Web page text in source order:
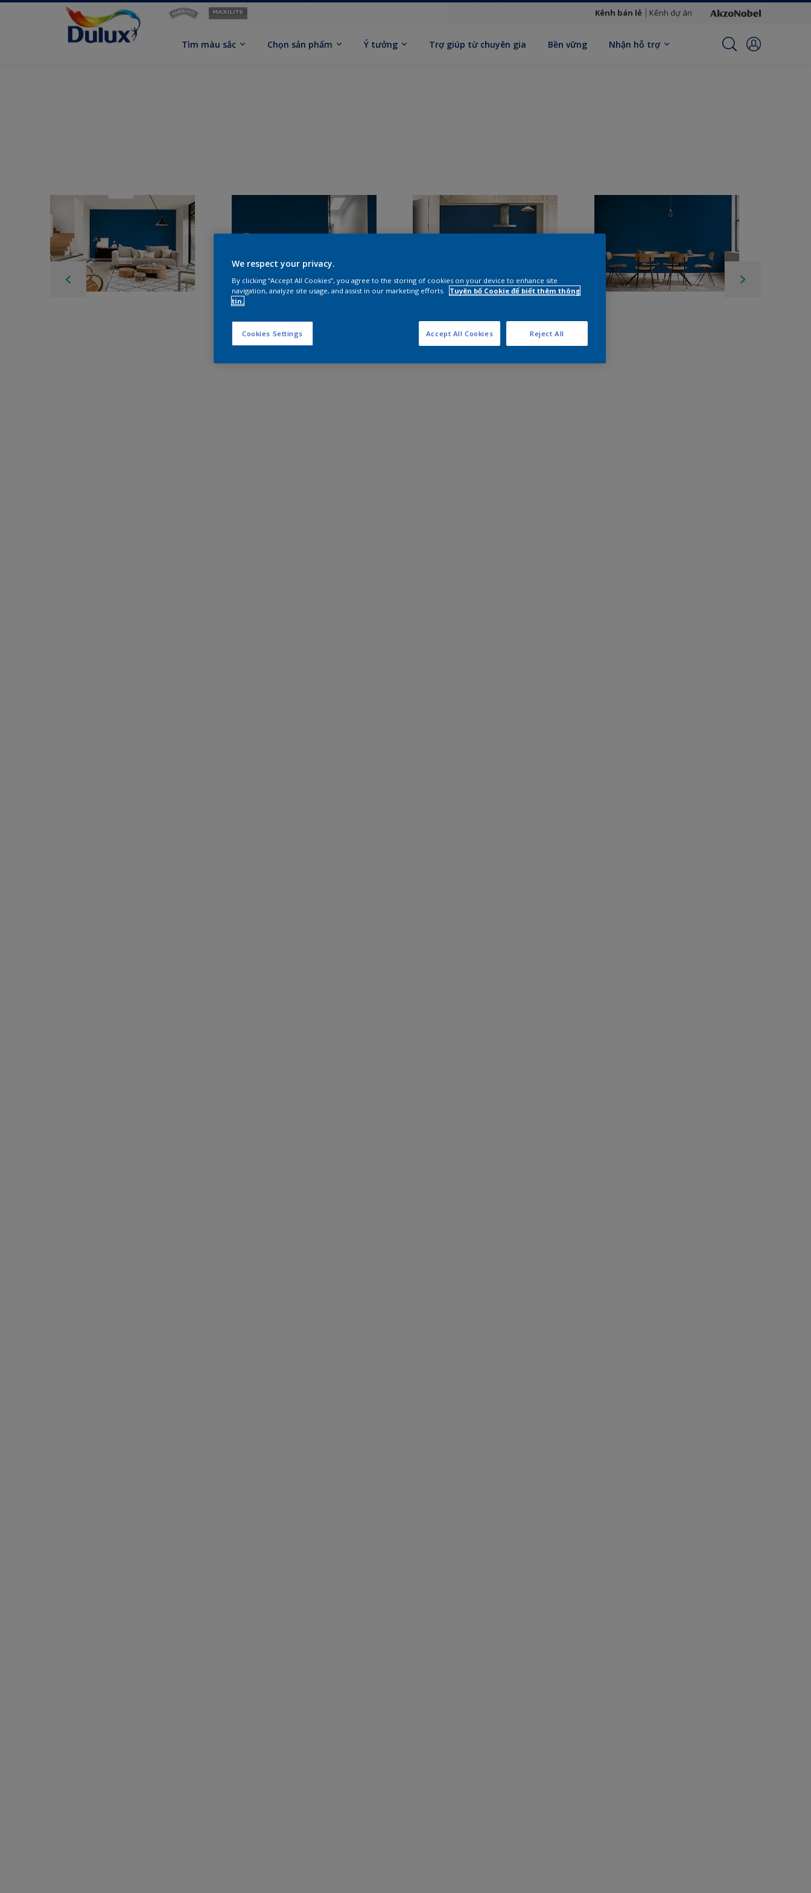
Kênh bán lẻ Kênh dự án
Tìm màu sắc Chọn sản phẩm Ý tưởng Trợ giúp từ chuyên gia Bền vững Nhận hỗ trợ
We respect your privacy.
By clicking “Accept All Cookies”, you agree to the storing of cookies on your device to enhance site
navigation, analyze site usage, and assist in our marketing efforts.
Tuyên bố Cookie để biết thêm thông
tin.
Cookies Settings Reject All
Accept All Cookies